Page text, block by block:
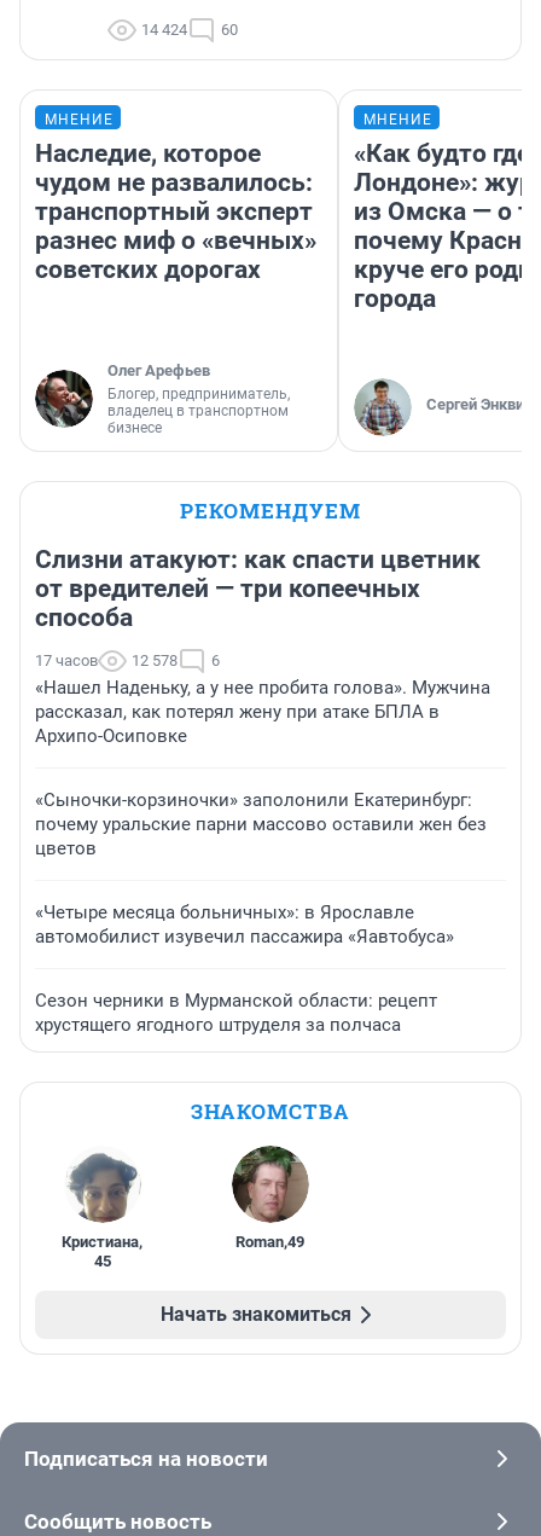
14 424 60
МНЕНИЕ
Наследие, которое
чудом не развалилось:
транспортный эксперт
разнес миф о «вечных»
советских дорогах
Олег Арефьев
Блогер, предприниматель,
владелец в транспортном
бизнесе
МНЕНИЕ
«Как будто
Лондоне»:
из Омска — о
почему
круче его
города
Сергей Энквист
РЕКОМЕНДУЕМ
Слизни атакуют: как спасти цветник
от вредителей — три копеечных
способа
17 часов 12 578 6
«Нашел Наденьку, а у нее пробита голова». Мужчина
рассказал, как потерял жену при атаке БПЛА в
Архипо-Осиповке
«Сыночки-корзиночки» заполонили Екатеринбург:
почему уральские парни массово оставили жен без
цветов
«Четыре месяца больничных»: в Ярославле
автомобилист изувечил пассажира «Яавтобуса»
Сезон черники в Мурманской области: рецепт
хрустящего ягодного штруделя за полчаса
ЗНАКОМСТВА
Кристиана,
45
Roman,49
Начать знакомиться
Подписаться на новости
Сообщить новость